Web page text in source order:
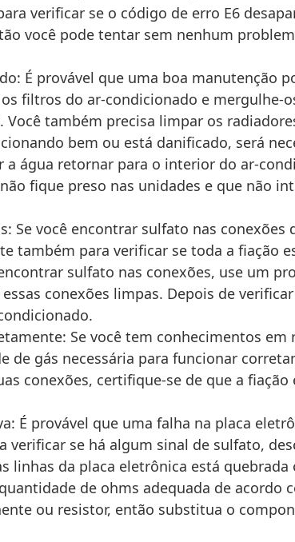
verificar se o código de erro E6
você pode tentar sem nenhum
É provável que uma boa manutenção
filtros do ar-condicionado e mergulhe-
também precisa limpar os
bem ou está danificado, será
água retornar para o interior do ar-
fique preso nas unidades e que não
Se você encontrar sulfato nas conexões
também para verificar se toda a fiação
sulfato nas conexões, use um
conexões limpas. Depois de
Se você tem conhecimentos em
de gás necessária para funcionar
conexões, certifique-se de que a fiação
É provável que uma falha na placa
se há algum sinal de sulfato,
da placa eletrônica está quebrada
de ohms adequada de acordo
ou resistor, então substitua o